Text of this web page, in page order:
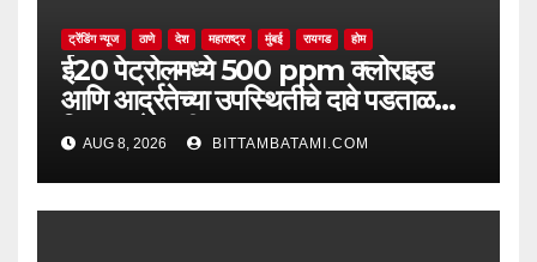
ट्रेंडिंग न्यूज ठाणे देश महाराष्ट्र मुंबई रायगड होम
ई20 पेट्रोलमध्ये 500 ppm क्लोराइड
आणि आर्द्रतेच्या उपस्थितीचे दावे पडताळणीत
सिद्ध झाले नाहीत
AUG 8, 2026 BITTAMBATAMI.COM